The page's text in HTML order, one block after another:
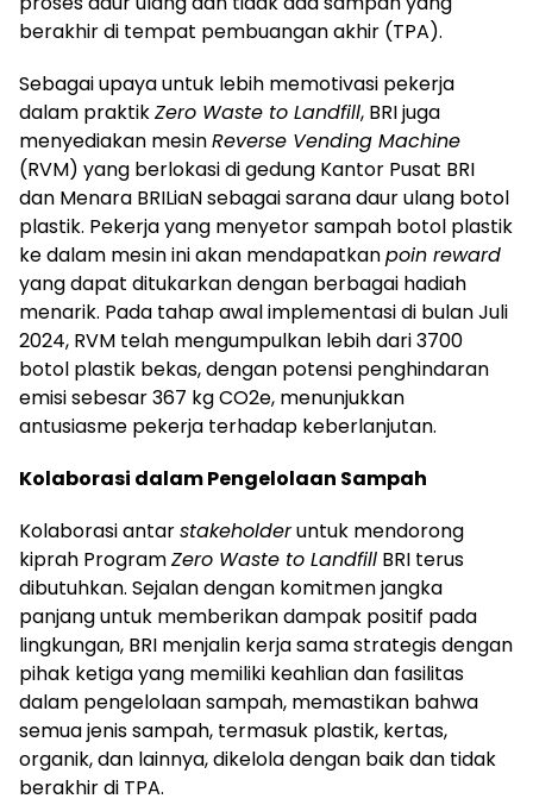
berakhir di tempat pembuangan akhir (TPA).
Sebagai upaya untuk lebih memotivasi pekerja
dalam praktikZero Waste to Landfill, BRI juga
menyediakan mesinReverse Vending Machine
(RVM) yang berlokasi di gedung Kantor Pusat BRI
dan Menara BRILiaN sebagai sarana daur ulang botol
plastik. Pekerja yang menyetor sampah botol plastik
ke dalam mesin ini akan mendapatkanpoin reward
yang dapat ditukarkan dengan berbagai hadiah
menarik. Pada tahap awal implementasi di bulan Juli
2024, RVM telah mengumpulkan lebih dari 3700
botol plastik bekas, dengan potensi penghindaran
emisi sebesar 367 kg CO2e, menunjukkan
antusiasme pekerja terhadap keberlanjutan.
Kolaborasi dalam Pengelolaan Sampah
Kolaborasi antarstakeholderuntuk mendorong
kiprah ProgramZero Waste to Landfill BRI terus
dibutuhkan. Sejalan dengan komitmen jangka
panjang untuk memberikan dampak positif pada
lingkungan, BRI menjalin kerja sama strategis dengan
pihak ketiga yang memiliki keahlian dan fasilitas
dalam pengelolaan sampah, memastikan bahwa
semua jenis sampah, termasuk plastik, kertas,
organik, dan lainnya, dikelola dengan baik dan tidak
berakhir di TPA.